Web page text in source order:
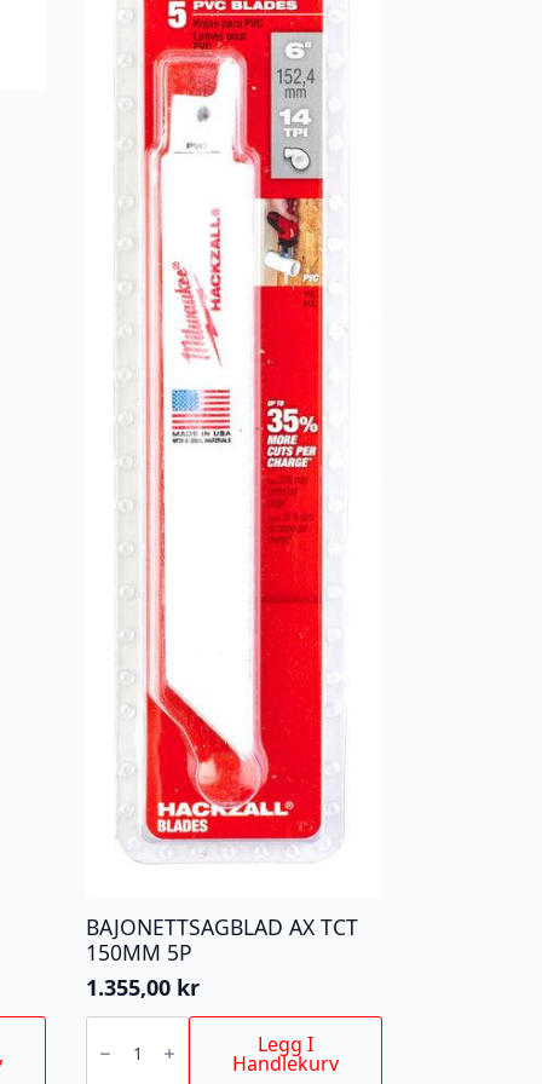
BAJONETTSAGBLAD AX TCT
150MM 5P
1.355,00 kr
BAJONETTSAGBLAD
TCT Legg I
Handlekurv